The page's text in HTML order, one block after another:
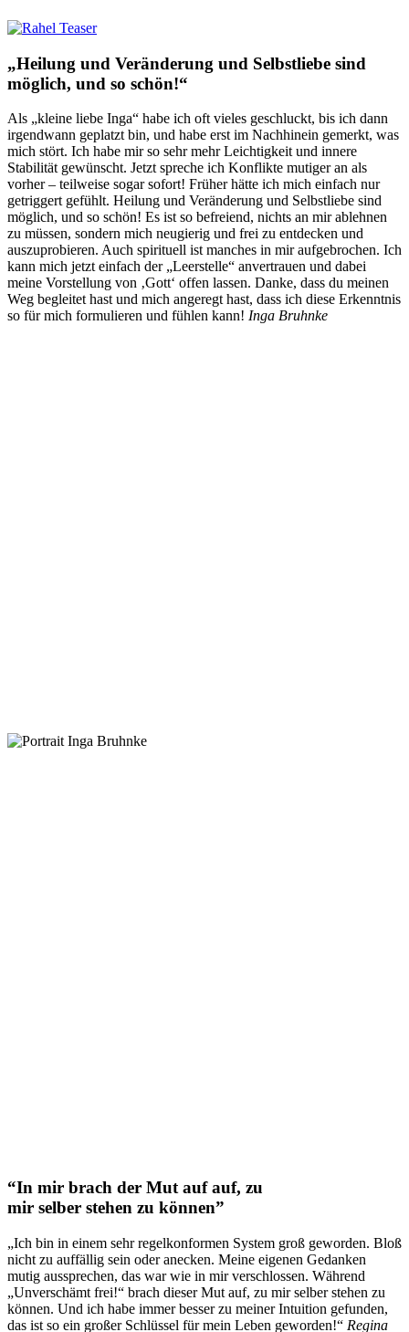
„Heilung und Veränderung und Selbstliebe sind
möglich, und so schön!“
Als „kleine liebe Inga“ habe ich oft vieles geschluckt, bis ich dann
irgendwann geplatzt bin, und habe erst im Nachhinein gemerkt, was
mich stört. Ich habe mir so sehr mehr Leichtigkeit und innere
Stabilität gewünscht. Jetzt spreche ich Konflikte mutiger an als
vorher – teilweise sogar sofort! Früher hätte ich mich einfach nur
getriggert gefühlt. Heilung und Veränderung und Selbstliebe sind
möglich, und so schön! Es ist so befreiend, nichts an mir ablehnen
zu müssen, sondern mich neugierig und frei zu entdecken und
auszuprobieren. Auch spirituell ist manches in mir aufgebrochen. Ich
kann mich jetzt einfach der „Leerstelle“ anvertrauen und dabei
meine Vorstellung von ‚Gott‘ offen lassen. Danke, dass du meinen
Weg begleitet hast und mich angeregt hast, dass ich diese Erkenntnis
so für mich formulieren und fühlen kann! Inga Bruhnke
“In mir brach der Mut auf auf, zu
mir selber stehen zu können”
„Ich bin in einem sehr regelkonformen System groß geworden. Bloß
nicht zu auffällig sein oder anecken. Meine eigenen Gedanken
mutig aussprechen, das war wie in mir verschlossen. Während
„Unverschämt frei!“ brach dieser Mut auf, zu mir selber stehen zu
können. Und ich habe immer besser zu meiner Intuition gefunden,
das ist so ein großer Schlüssel für mein Leben geworden!“ Regina